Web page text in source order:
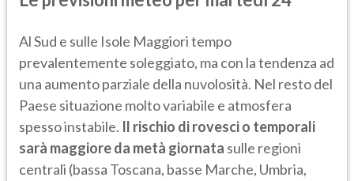
Al Sud e sulle Isole Maggiori tempo
prevalentemente soleggiato, ma con la tendenza ad
una aumento parziale della nuvolosità. Nel resto del
Paese situazione molto variabile e atmosfera
spesso instabile. Il rischio di rovesci o temporali
sarà maggiore da metà giornata sulle regioni
centrali (bassa Toscana, basse Marche, Umbria,